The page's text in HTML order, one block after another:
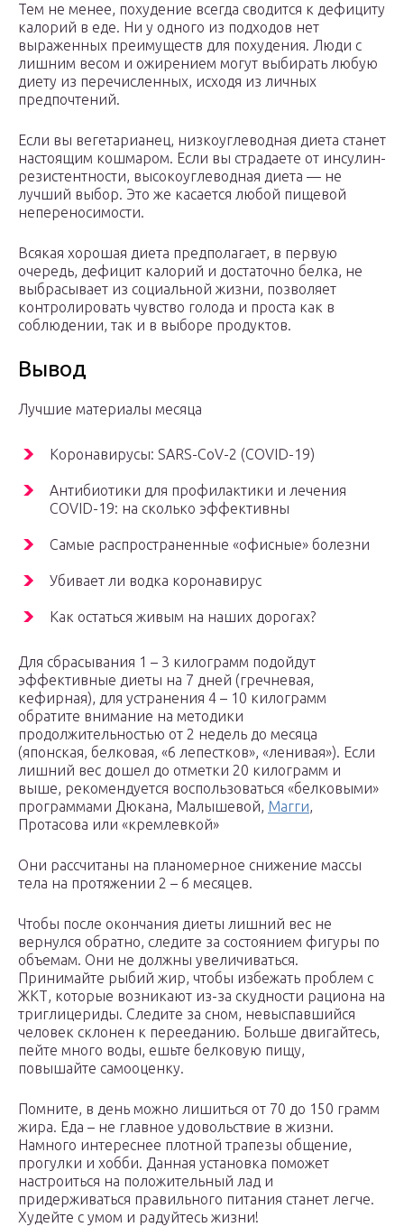
Тем не менее, похудение всегда сводится к дефициту
калорий в еде. Ни у одного из подходов нет
выраженных преимуществ для похудения. Люди с
лишним весом и ожирением могут выбирать любую
диету из перечисленных, исходя из личных
предпочтений.
Если вы вегетарианец, низкоуглеводная диета станет
настоящим кошмаром. Если вы страдаете от инсулин-
резистентности, высокоуглеводная диета — не
лучший выбор. Это же касается любой пищевой
непереносимости.
Всякая хорошая диета предполагает, в первую
очередь, дефицит калорий и достаточно белка, не
выбрасывает из социальной жизни, позволяет
контролировать чувство голода и проста как в
соблюдении, так и в выборе продуктов.
Вывод
Лучшие материалы месяца
Коронавирусы: SARS-CoV-2 (COVID-19)
Антибиотики для профилактики и лечения
COVID-19: на сколько эффективны
Самые распространенные «офисные» болезни
Убивает ли водка коронавирус
Как остаться живым на наших дорогах?
Для сбрасывания 1 – 3 килограмм подойдут
эффективные диеты на 7 дней (гречневая,
кефирная), для устранения 4 – 10 килограмм
обратите внимание на методики
продолжительностью от 2 недель до месяца
(японская, белковая, «6 лепестков», «ленивая»). Если
лишний вес дошел до отметки 20 килограмм и
выше, рекомендуется воспользоваться «белковыми»
программами Дюкана, Малышевой, Магги,
Протасова или «кремлевкой»
Они рассчитаны на планомерное снижение массы
тела на протяжении 2 – 6 месяцев.
Чтобы после окончания диеты лишний вес не
вернулся обратно, следите за состоянием фигуры по
объемам. Они не должны увеличиваться.
Принимайте рыбий жир, чтобы избежать проблем с
ЖКТ, которые возникают из-за скудности рациона на
триглицериды. Следите за сном, невыспавшийся
человек склонен к перееданию. Больше двигайтесь,
пейте много воды, ешьте белковую пищу,
повышайте самооценку.
Помните, в день можно лишиться от 70 до 150 грамм
жира. Еда – не главное удовольствие в жизни.
Намного интереснее плотной трапезы общение,
прогулки и хобби. Данная установка поможет
настроиться на положительный лад и
придерживаться правильного питания станет легче.
Худейте с умом и радуйтесь жизни!